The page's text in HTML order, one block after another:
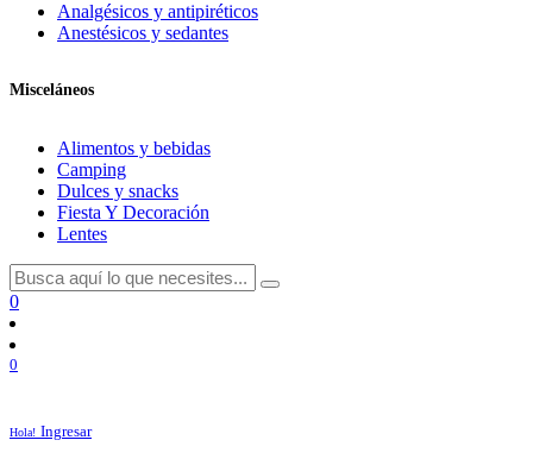
Analgésicos y antipiréticos
Anestésicos y sedantes
Misceláneos
Alimentos y bebidas
Camping
Dulces y snacks
Fiesta Y Decoración
Lentes
0
0
Hola! Ingresar